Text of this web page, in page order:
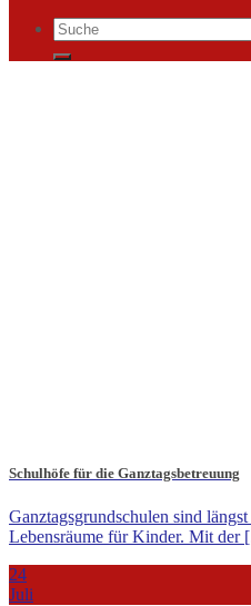
Schulhöfe für die Ganztagsbetreuung
Ganztagsgrundschulen sind
Lebensräume für Kinder. Mit der
24
Juli